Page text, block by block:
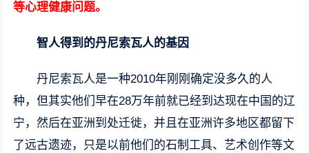
等心理健康问题。
智人得到的丹尼索瓦人的基因
丹尼索瓦人是一种2010年刚刚确定没多久的人
种，但其实他们早在28万年前就已经到达现在中国的辽
宁，然后在亚洲到处迁徙，并且在亚洲许多地区都留下
了远古遗迹，只是以前他们的石制工具、艺术创作等文